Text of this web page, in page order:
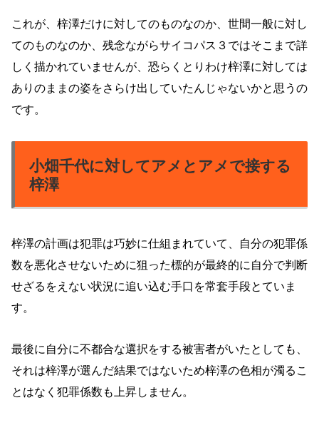
これが、梓澤だけに対してのものなのか、世間一般に対し
てのものなのか、残念ながらサイコパス３ではそこまで詳
しく描かれていませんが、恐らくとりわけ梓澤に対しては
ありのままの姿をさらけ出していたんじゃないかと思うの
です。
小畑千代に対してアメとアメで接する
梓澤
梓澤の計画は犯罪は巧妙に仕組まれていて、自分の犯罪係
数を悪化させないために狙った標的が最終的に自分で判断
せざるをえない状況に追い込む手口を常套手段とていま
す。
最後に自分に不都合な選択をする被害者がいたとしても、
それは梓澤が選んだ結果ではないため梓澤の色相が濁るこ
とはなく犯罪係数も上昇しません。